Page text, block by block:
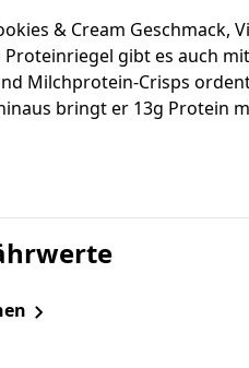
& Cream Geschmack,
gibt es auch
Milchprotein-Crisps
bringt er 13g Protein